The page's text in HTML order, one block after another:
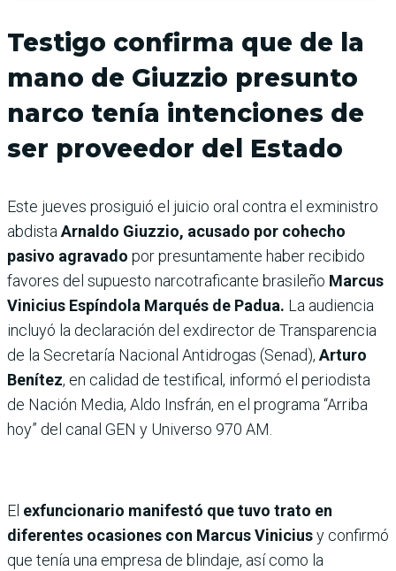
Testigo confirma que de la
mano de Giuzzio presunto
narco tenía intenciones de
ser proveedor del Estado
Este jueves prosiguió el juicio oral contra el exministro
abdista Arnaldo Giuzzio, acusado por cohecho
pasivo agravado por presuntamente haber recibido
favores del supuesto narcotraficante brasileño Marcus
Vinicius Espíndola Marqués de Padua. La audiencia
incluyó la declaración del exdirector de Transparencia
de la Secretaría Nacional Antidrogas (Senad), Arturo
Benítez, en calidad de testifical, informó el periodista
de Nación Media, Aldo Insfrán, en el programa “Arriba
hoy” del canal GEN y Universo 970 AM.
El exfuncionario manifestó que tuvo trato en
diferentes ocasiones con Marcus Viniciusy confirmó
que tenía una empresa de blindaje, así como la